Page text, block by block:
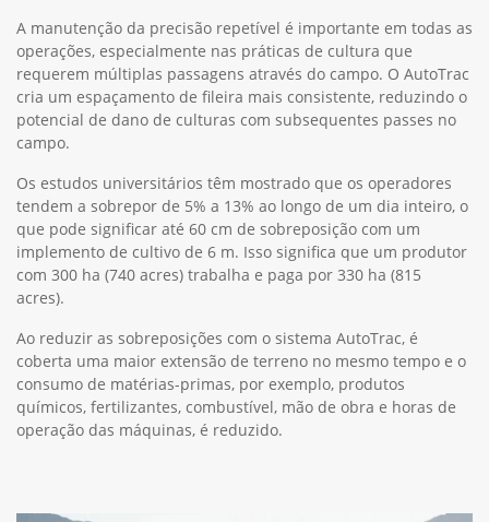
A manutenção da precisão repetível é importante em todas as
operações, especialmente nas práticas de cultura que
requerem múltiplas passagens através do campo. O AutoTrac
cria um espaçamento de fileira mais consistente, reduzindo o
potencial de dano de culturas com subsequentes passes no
campo.
Os estudos universitários têm mostrado que os operadores
tendem a sobrepor de 5% a 13% ao longo de um dia inteiro, o
que pode significar até 60 cm de sobreposição com um
implemento de cultivo de 6 m. Isso significa que um produtor
com 300 ha (740 acres) trabalha e paga por 330 ha (815
acres).
Ao reduzir as sobreposições com o sistema AutoTrac, é
coberta uma maior extensão de terreno no mesmo tempo e o
consumo de matérias-primas, por exemplo, produtos
químicos, fertilizantes, combustível, mão de obra e horas de
operação das máquinas, é reduzido.